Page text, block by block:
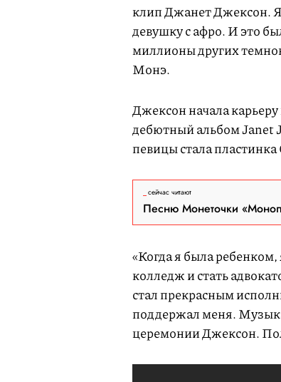
клип Джанет Джексон.
девушку с афро. И это
миллионы других
Монэ.
Джексон начала
дебютный альбом Janet
певицы стала
сейчас читают
Песню Монеточки
«Когда я была ребенком,
колледж и стать
стал прекрасным
поддержал меня.
церемонии Джексон.